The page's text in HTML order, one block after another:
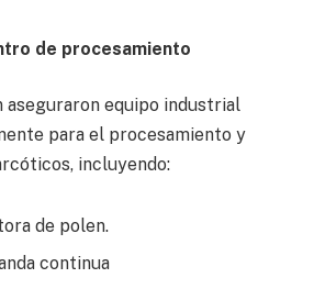
de procesamiento
aseguraron equipo industrial
para el procesamiento y
incluyendo:
de polen.
continua